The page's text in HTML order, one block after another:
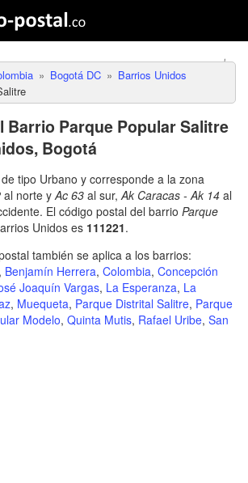
Bogotá DC
Barrios Unidos
Barrio Parque Popular Salitre
Bogotá
tipo Urbano y corresponde a la zona
al norte yAc 63 al sur,Ak Caracas - Ak 14 al
El código postal del barrio Parque
Unidos es 111221.
también se aplica a los barrios:
, Benjamín Herrera, Colombia, Concepción
Joaquín Vargas, La Esperanza, La
, Muequeta, Parque Distrital Salitre, Parque
Modelo, Quinta Mutis, Rafael Uribe, San